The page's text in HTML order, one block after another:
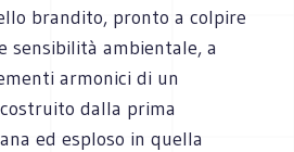
brandito, pronto a colpire
sensibilità ambientale, a
armonici di un
dalla prima
ed esploso in quella